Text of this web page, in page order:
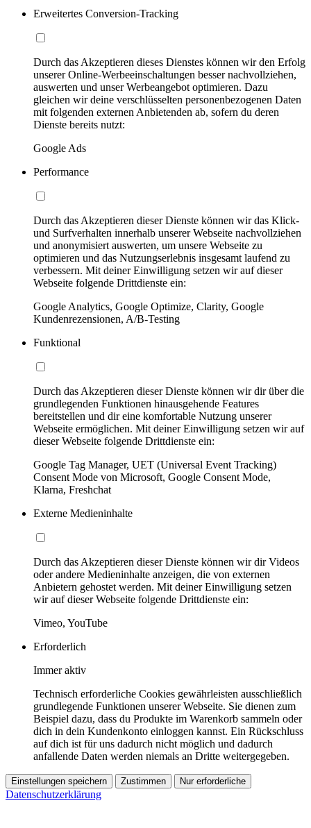
Erweitertes Conversion-Tracking
Durch das Akzeptieren dieses Dienstes können wir den Erfolg
unserer Online-Werbeeinschaltungen besser nachvollziehen,
auswerten und unser Werbeangebot optimieren. Dazu
gleichen wir deine verschlüsselten personenbezogenen Daten
mit folgenden externen Anbietenden ab, sofern du deren
Dienste bereits nutzt:
Google Ads
Performance
Durch das Akzeptieren dieser Dienste können wir das Klick-
und Surfverhalten innerhalb unserer Webseite nachvollziehen
und anonymisiert auswerten, um unsere Webseite zu
optimieren und das Nutzungserlebnis insgesamt laufend zu
verbessern. Mit deiner Einwilligung setzen wir auf dieser
Webseite folgende Drittdienste ein:
Google Analytics, Google Optimize, Clarity, Google
Kundenrezensionen, A/B-Testing
Funktional
Durch das Akzeptieren dieser Dienste können wir dir über die
grundlegenden Funktionen hinausgehende Features
bereitstellen und dir eine komfortable Nutzung unserer
Webseite ermöglichen. Mit deiner Einwilligung setzen wir auf
dieser Webseite folgende Drittdienste ein:
Google Tag Manager, UET (Universal Event Tracking)
Consent Mode von Microsoft, Google Consent Mode,
Klarna, Freshchat
Externe Medieninhalte
Durch das Akzeptieren dieser Dienste können wir dir Videos
oder andere Medieninhalte anzeigen, die von externen
Anbietern gehostet werden. Mit deiner Einwilligung setzen
wir auf dieser Webseite folgende Drittdienste ein:
Vimeo, YouTube
Erforderlich
Immer aktiv
Technisch erforderliche Cookies gewährleisten ausschließlich
grundlegende Funktionen unserer Webseite. Sie dienen zum
Beispiel dazu, dass du Produkte im Warenkorb sammeln oder
dich in dein Kundenkonto einloggen kannst. Ein Rückschluss
auf dich ist für uns dadurch nicht möglich und dadurch
anfallende Daten werden niemals an Dritte weitergegeben.
Einstellungen speichern Zustimmen Nur erforderliche
Datenschutzerklärung